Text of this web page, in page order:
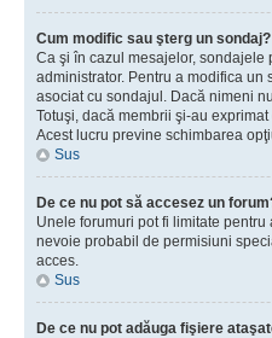
Cum modific sau şterg un sondaj?
Ca şi în cazul mesajelor, sondajele
administrator. Pentru a modifica
asociat cu sondajul. Dacă nimeni
Totuşi, dacă membrii şi-au
Acest lucru previne schimbarea
Sus
De ce nu pot să accesez un
Unele forumuri pot fi limitate
nevoie probabil de permisiuni
acces.
Sus
De ce nu pot adăuga fişiere